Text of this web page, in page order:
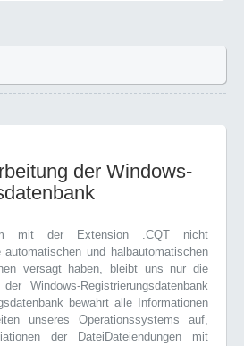
der Windows-
mit der Extension .CQT nicht
und halbautomatischen
versagt haben, bleibt uns nur die
Windows-Registrierungsdatenbank
bewahrt alle Informationen
unseres Operationssystems auf,
der DateiDateiendungen mit